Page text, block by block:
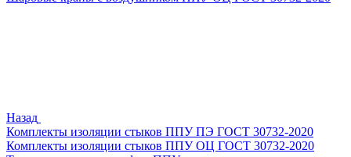
Назад
Комплекты изоляции стыков ППУ ПЭ ГОСТ 30732-2020
Комплекты изоляции стыков ППУ ОЦ ГОСТ 30732-2020